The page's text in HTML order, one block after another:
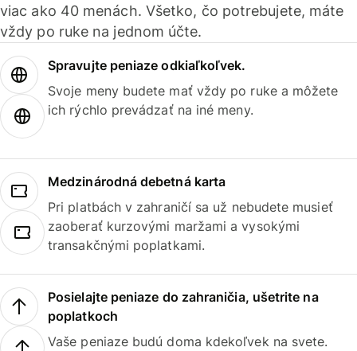
viac ako 40 menách. Všetko, čo potrebujete, máte
vždy po ruke na jednom účte.
Spravujte peniaze odkiaľkoľvek.
Svoje meny budete mať vždy po ruke a môžete
ich rýchlo prevádzať na iné meny.
Medzinárodná debetná karta
Pri platbách v zahraničí sa už nebudete musieť
zaoberať kurzovými maržami a vysokými
transakčnými poplatkami.
Posielajte peniaze do zahraničia, ušetrite na
poplatkoch
Vaše peniaze budú doma kdekoľvek na svete.